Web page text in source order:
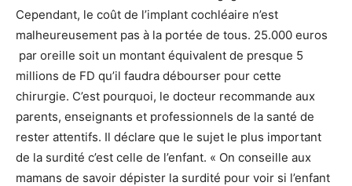
Cependant, le coût de l’implant cochléaire n’est
malheureusement pas à la portée de tous. 25.000 euros
par oreille soit un montant équivalent de presque 5
millions de FD qu’il faudra débourser pour cette
chirurgie. C’est pourquoi, le docteur recommande aux
parents, enseignants et professionnels de la santé de
rester attentifs. Il déclare que le sujet le plus important
de la surdité c’est celle de l’enfant. « On conseille aux
mamans de savoir dépister la surdité pour voir si l’enfant